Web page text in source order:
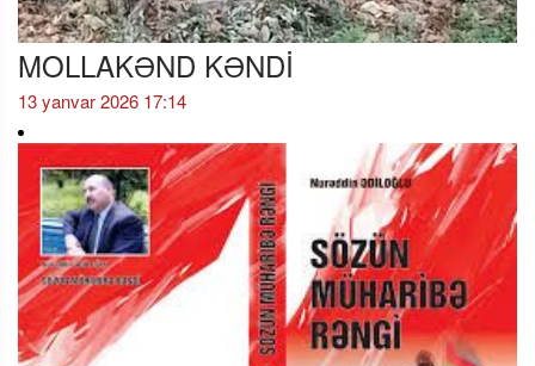
MOLLAKƏND KƏNDİ
13 yanvar 2026 17:14